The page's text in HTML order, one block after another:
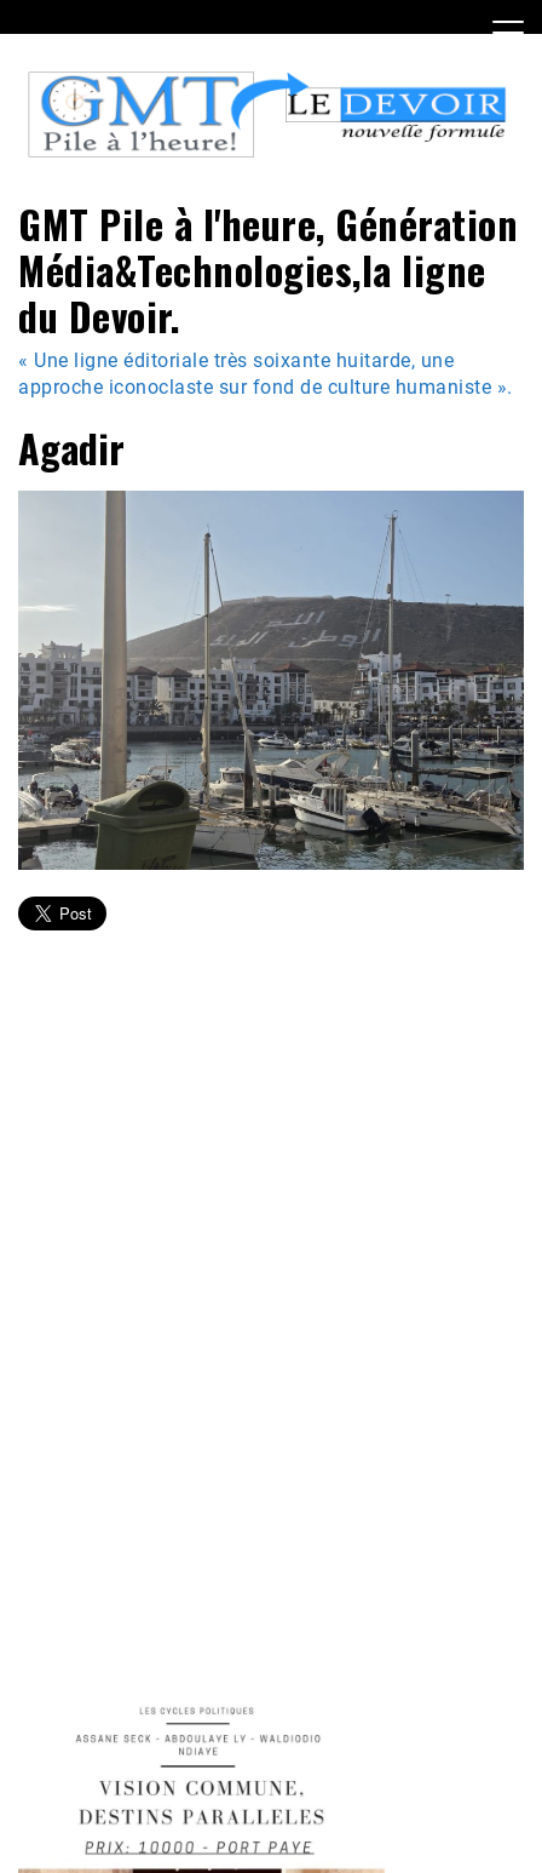
to
content
GMT Pile à l'heure, Génération
Média&Technologies,la ligne
du Devoir.
« Une ligne éditoriale très soixante huitarde, une
approche iconoclaste sur fond de culture humaniste ».
Agadir